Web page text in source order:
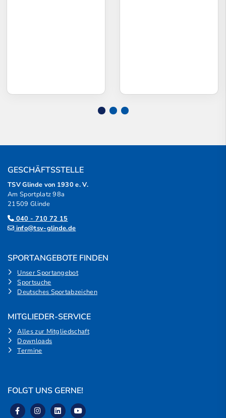
GESCHÄFTSSTELLE
TSV Glinde von 1930 e. V.
Am Sportplatz 98a
21509 Glinde
040 - 710 72 15
info@tsv-glinde.de
SPORTANGEBOTE FINDEN
Unser Sportangebot
Sportsuche
Deutsches Sportabzeichen
MITGLIEDER-SERVICE
Alles zur Mitgliedschaft
Downloads
Termine
FOLGT UNS GERNE!